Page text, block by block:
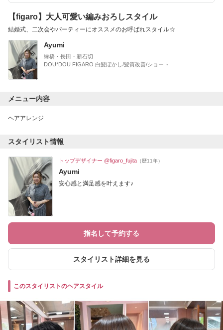
【figaro】大人可愛い編みおろしスタイル
結婚式、二次会やパーティーにオススメのお呼ばれスタイル☆
Ayumi
緑橋・長田・新石切
DOU*DOU FIGARO 白髪ぼかし/髪質改善/ショート
メニュー内容
ヘアアレンジ
スタイリスト情報
トップデザイナー @figaro_fujita （歴11年）
Ayumi
安心感と満足感を叶えます♪
指名して予約する
スタイリスト詳細を見る
このスタイリストのヘアスタイル